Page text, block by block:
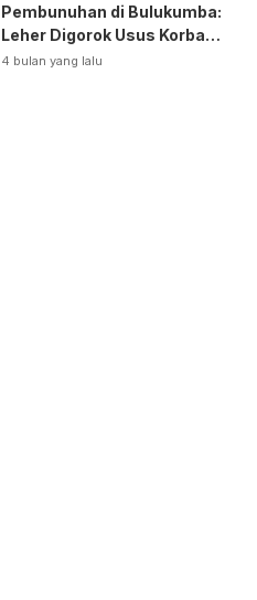
Pembunuhan di Bulukumba:
Leher Digorok Usus Korban
Dikeluarkan
4 bulan yang lalu